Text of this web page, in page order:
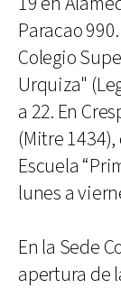
Paracao
Colegio
Urquiza"
a 22. En
(Mitre 1434),
Escuela
lunes a
En la Sede
apertura de